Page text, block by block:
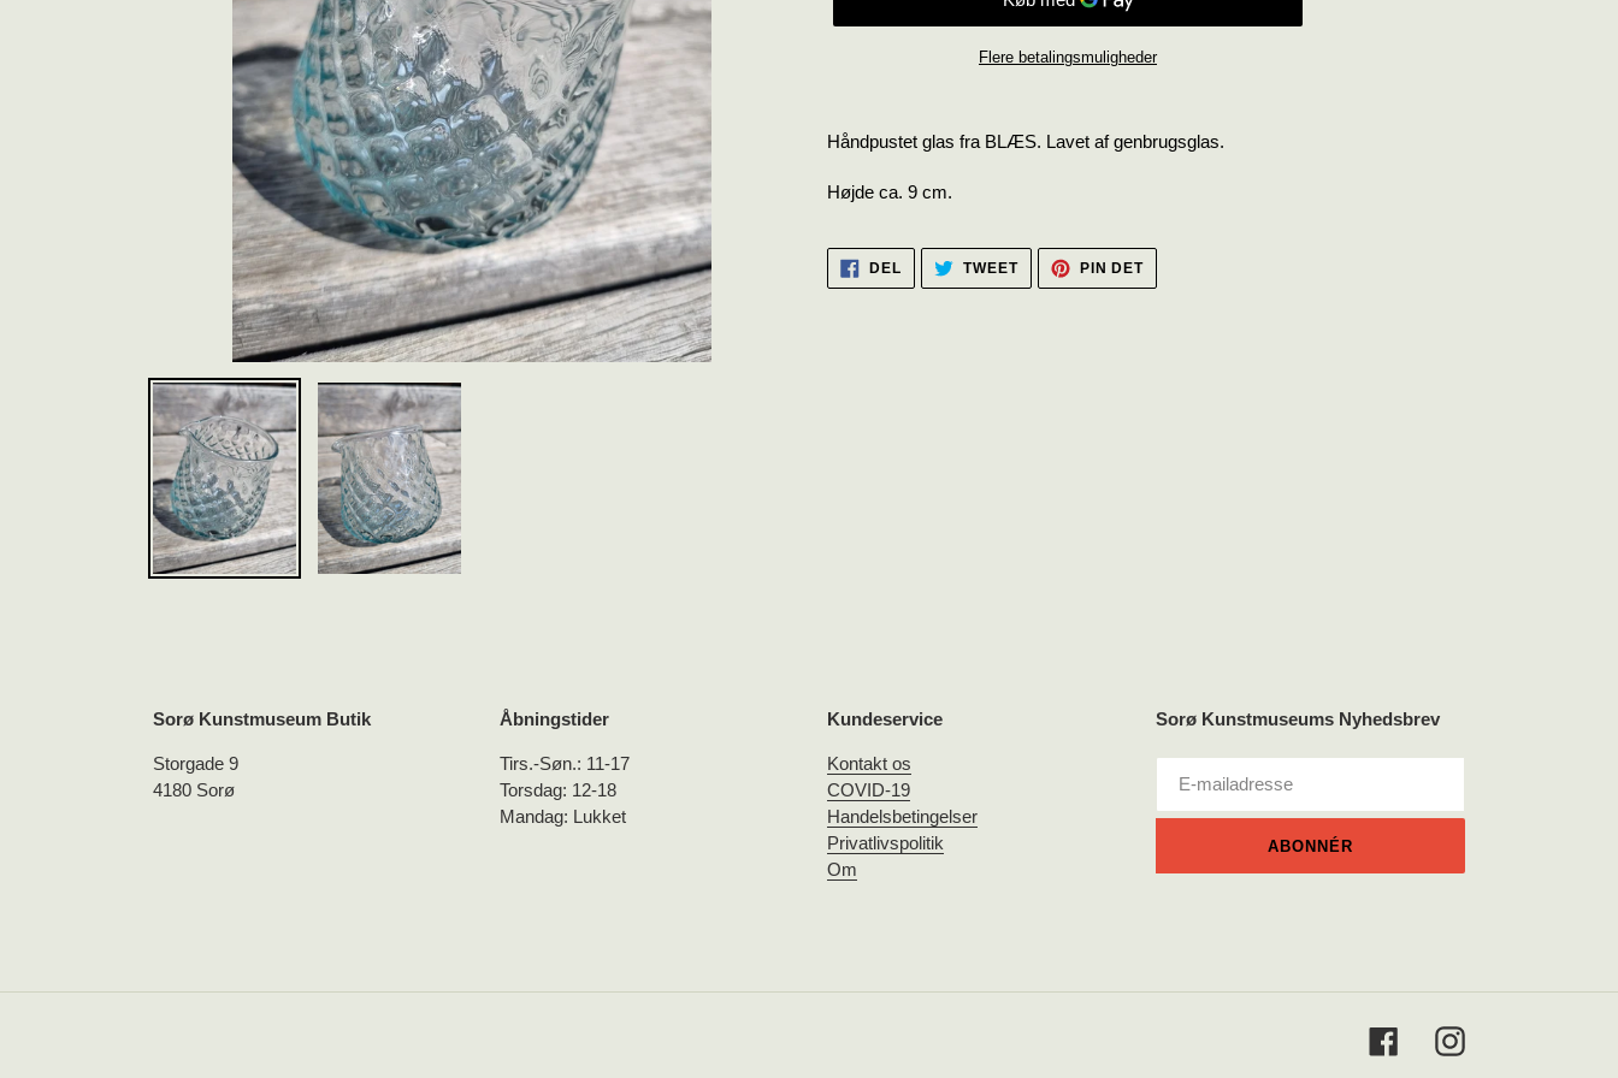
Flere betalingsmuligheder
produkt
din
Håndpustet glas fra BLÆS. Lavet af genbrugsglas.
Højde ca. 9 cm.
DEL
PÅ
FACEBOOK
TWEETTWEET
TWITTER
PIN DETPIN
PINTEREST
Sorø Kunstmuseum Butik
Storgade 9
4180 Sorø
Åbningstider
Tirs.-Søn.: 11-17
Torsdag: 12-18
Mandag: Lukket
Kundeservice
Kontakt os
COVID-19
Handelsbetingelser
Privatlivspolitik
Om
Sorø Kunstmuseums Nyhedsbrev
ABONNÉR
FacebookInstagram